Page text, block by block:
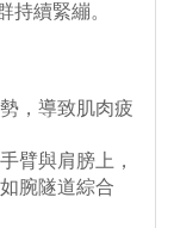
持續緊繃。
，導致肌肉疲
臂與肩膀上，
腕隧道綜合